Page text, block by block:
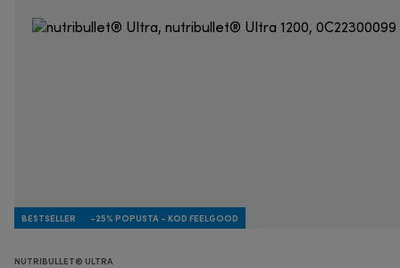
BESTSELLER -25% POPUSTA - KOD FEELGOOD
NUTRIBULLET® ULTRA